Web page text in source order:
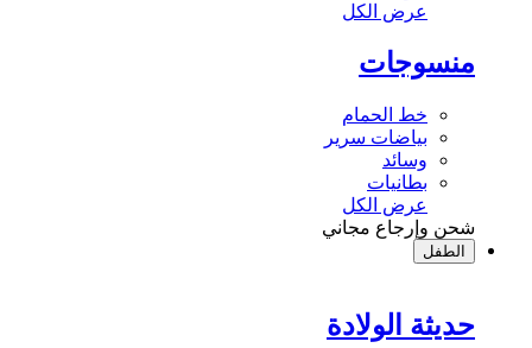
عرض الكل
منسوجات
خط الحمام
بياضات سرير
وسائد
بطانيات
عرض الكل
شحن وإرجاع مجاني
الطفل
حديثة الولادة